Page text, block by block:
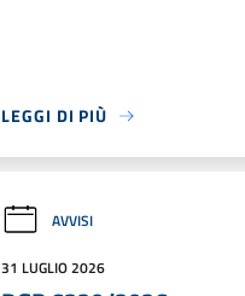
LEGGI DI PIÙ
AVVISI
31 LUGLIO 2026